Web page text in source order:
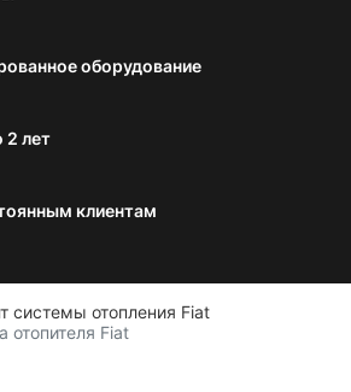
оборудование
2 лет
клиентам
системы отопления Fiat
отопителя Fiat